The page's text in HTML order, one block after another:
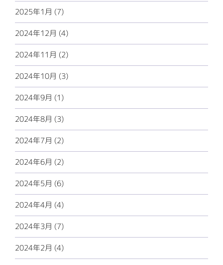
2025年1月 (7)
2024年12月 (4)
2024年11月 (2)
2024年10月 (3)
2024年9月 (1)
2024年8月 (3)
2024年7月 (2)
2024年6月 (2)
2024年5月 (6)
2024年4月 (4)
2024年3月 (7)
2024年2月 (4)